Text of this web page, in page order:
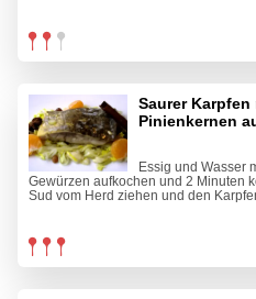
Saurer
Pinienkernen
Essig und Wasser
Gewürzen aufkochen und 2 Minuten
Sud vom Herd ziehen und den